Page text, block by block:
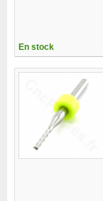
En stock